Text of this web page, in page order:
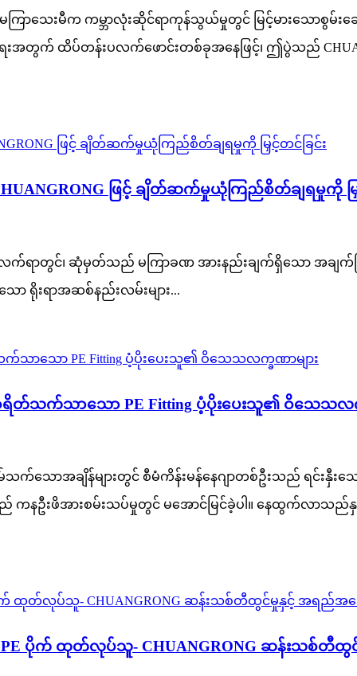
မကြာသေးမီက ကမ္ဘာလုံးဆိုင်ရာကုန်သွယ်မှုတွင် မြင့်မားသောစွ
အတွက် ထိပ်တန်းပလက်ဖောင်းတစ်ခုအနေဖြင့်၊ ဤပွဲသည်
ဖြင့် ချိတ်ဆက်မှုယုံကြည်စိတ်ချရမှုကို မ
ာတွင်၊ ဆုံမှတ်သည် မကြာခဏ အားနည်းချက်ရှိသော အချက်ဖ
ာ ရိုးရာအဆစ်နည်းလမ်းများ...
ရိတ်သက်သာသော PE Fitting ပံ့ပိုးပေးသူ၏ ဝိသေသလက္
က်သောအချိန်များတွင် စီမံကိန်းမန်နေဂျာတစ်ဦးသည် ရင်း
နဦးဖိအားစမ်းသပ်မှုတွင် မအောင်မြင်ခဲ့ပါ။ နေထွက်လာသည်နှ
ပိုက် ထုတ်လုပ်သူ- CHUANGRONG ဆန်းသစ်တီထွ